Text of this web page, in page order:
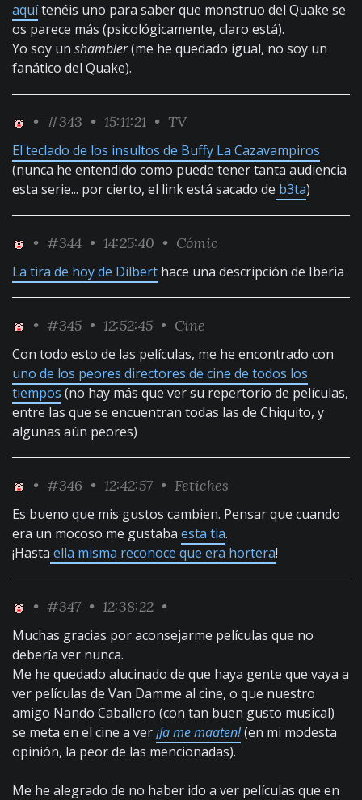
aquítenéis uno para saber que monstruo del Quake se
os parece más (psicológicamente, claro está).
Yo soy un shambler(me he quedado igual, no soy un
fanático del Quake).
• #343 • 15:11:21 • TV
El teclado de los insultos de Buffy La Cazavampiros
(nunca he entendido como puede tener tanta audiencia
esta serie... por cierto, el link está sacado de b3ta)
• #344 • 14:25:40 • Cómic
La tira de hoy de Dilbert hace una descripción de Iberia
• #345 • 12:52:45 • Cine
Con todo esto de las películas, me he encontrado con
uno de los peores directores de cine de todos los
tiempos (no hay más que ver su repertorio de películas,
entre las que se encuentran todas las de Chiquito, y
algunas aún peores)
• #346 • 12:42:57 • Fetiches
Es bueno que mis gustos cambien. Pensar que cuando
era un mocoso me gustaba esta tia.
¡Hasta ella misma reconoce que era hortera!
• #347 • 12:38:22 •
Muchas gracias por aconsejarme películas que no
debería ver nunca.
Me he quedado alucinado de que haya gente que vaya a
ver películas de Van Damme al cine, o que nuestro
amigo Nando Caballero (con tan buen gusto musical)
se meta en el cine a ver¡Ja me maaten!(en mi modesta
opinión, la peor de las mencionadas).
Me he alegrado de no haber ido a ver películas que en